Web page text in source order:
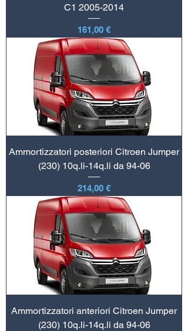
C1 2005-2014
Prezzo
161,00 €
Ammortizzatori posteriori Citroen Jumper
(230) 10q.li-14q.li da 94-06
Prezzo
214,00 €
Ammortizzatori anteriori Citroen Jumper
(230) 10q.li-14q.li da 94-06